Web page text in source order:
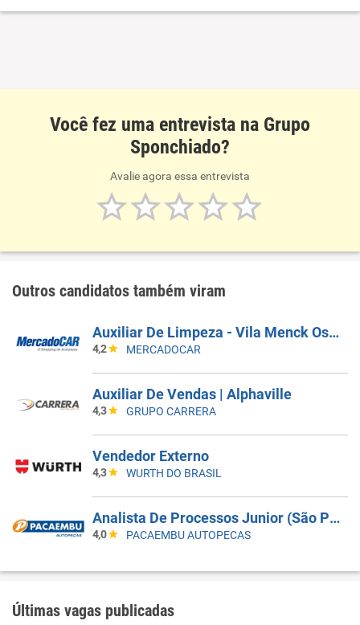
Você fez uma entrevista na Grupo
Sponchiado?
Avalie agora essa entrevista
Outros candidatos também viram
Auxiliar De Limpeza - Vila Menck Osasco - SP
4,2 MERCADOCAR
Auxiliar De Vendas | Alphaville
4,3 GRUPO CARRERA
Vendedor Externo
4,3 WURTH DO BRASIL
Analista De Processos Junior (São Paulo - Barra Funda)
4,0 PACAEMBU AUTOPECAS
Últimas vagas publicadas